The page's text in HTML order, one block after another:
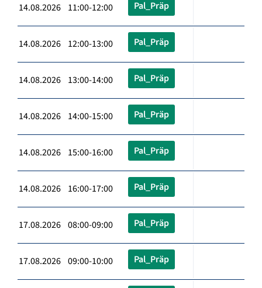
14.08.2026 11:00-12:00 Pal_Präp
14.08.2026 12:00-13:00 Pal_Präp
14.08.2026 13:00-14:00 Pal_Präp
14.08.2026 14:00-15:00 Pal_Präp
14.08.2026 15:00-16:00 Pal_Präp
14.08.2026 16:00-17:00 Pal_Präp
17.08.2026 08:00-09:00 Pal_Präp
17.08.2026 09:00-10:00 Pal_Präp